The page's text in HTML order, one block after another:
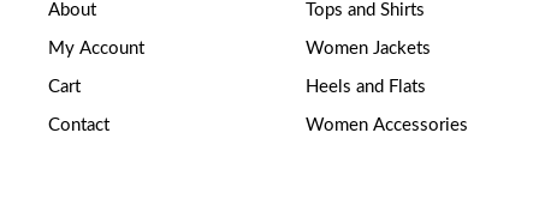
About
My Account
Cart
Contact
Tops and Shirts
Women Jackets
Heels and Flats
Women Accessories